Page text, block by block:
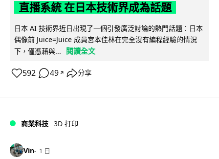
直播系統 在日本技術界成為話題
日本 AI 技術界近日出現了一個引發廣泛討論的熱門話題：日本
偶像前 Juice=Juice 成員宮本佳林在完全沒有編程經驗的情況
下，僅憑藉與...
閱讀全文
592 49 ↗ 分享
商業科技 3D 打印
Vin 1 日